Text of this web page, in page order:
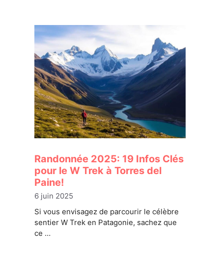
Randonnée 2025: 19 Infos Clés
pour le W Trek à Torres del
Paine!
6 juin 2025
Si vous envisagez de parcourir le célèbre
sentier W Trek en Patagonie, sachez que
ce …